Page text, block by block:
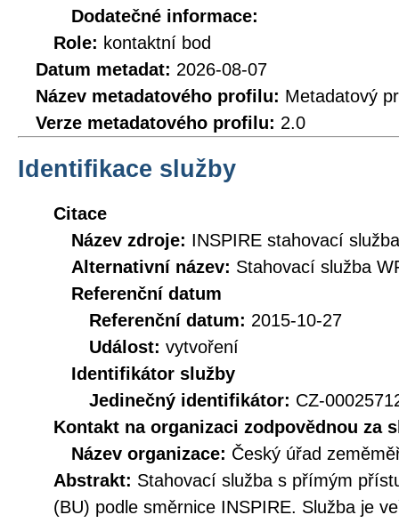
Dodatečné informace:
Role: kontaktní bod
Datum metadat: 2026-08-07
Název metadatového profilu: Metadatový
Verze metadatového profilu: 2.0
Identifikace služby
Citace
Název zdroje: INSPIRE stahovací
Alternativní název: Stahovací služba
Referenční datum
Referenční datum: 2015-10-27
Událost: vytvoření
Identifikátor služby
Jedinečný identifikátor: CZ-
Kontakt na organizaci zodpovědnou za
Název organizace: Český úřad
Abstrakt: Stahovací služba s přímým
(BU) podle směrnice INSPIRE. Služba je